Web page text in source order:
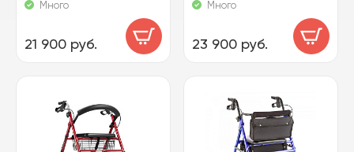
Много
21 900 руб.
Много
23 900 руб.